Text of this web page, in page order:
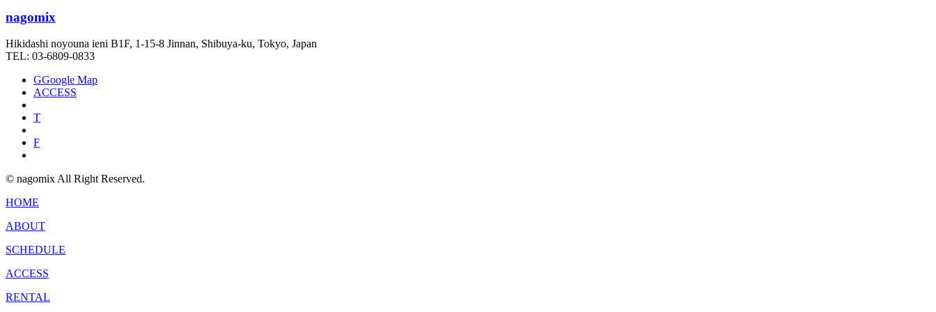
nagomix
Hikidashi noyouna ieni B1F, 1-15-8 Jinnan, Shibuya-ku, Tokyo, Japan
TEL: 03-6809-0833
GGoogle Map
ACCESS
T
F
© nagomix All Right Reserved.
HOME
ABOUT
SCHEDULE
ACCESS
RENTAL